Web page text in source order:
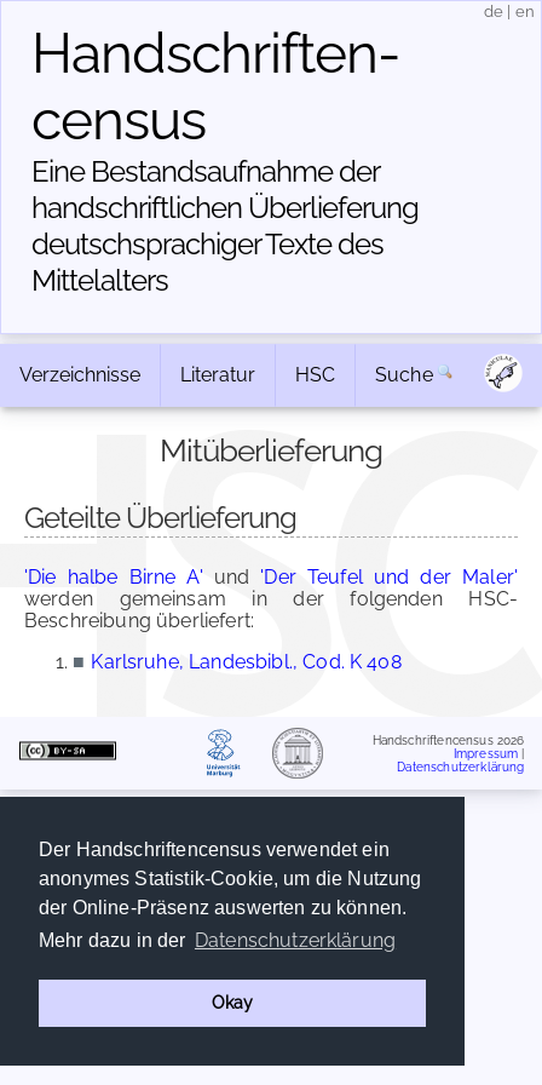
Der Handschriftencensus verwendet ein
anonymes Statistik-Cookie, um die Nutzung
der Online-Präsenz auswerten zu können.
Mehr dazu in der Datenschutzerklärung
Okay
Handschriften­
census
Eine Bestandsaufnahme der
handschriftlichen Über­lieferung
deutschsprachiger Texte des
Mittelalters
de en
Verzeichnisse Literatur HSC Suche
Mitüberlieferung
Geteilte Überlieferung
'Die halbe Birne A'und 'Der Teufel und der Maler'
werden gemeinsam in der folgenden HSC-
Beschreibung überliefert:
■ Karlsruhe, Landesbibl., Cod. K 408
Handschriftencensus 2026
Impressum
Datenschutzerklärung